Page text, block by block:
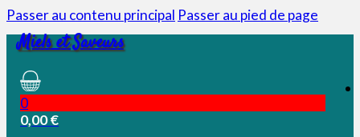
Passer au contenu principal Passer au pied de page
Miels et Saveurs
0
0,00€